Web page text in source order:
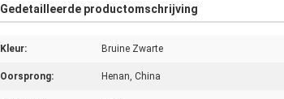
Gedetailleerde productomschrijving
Kleur: Bruine Zwarte
Oorsprong: Henan, China